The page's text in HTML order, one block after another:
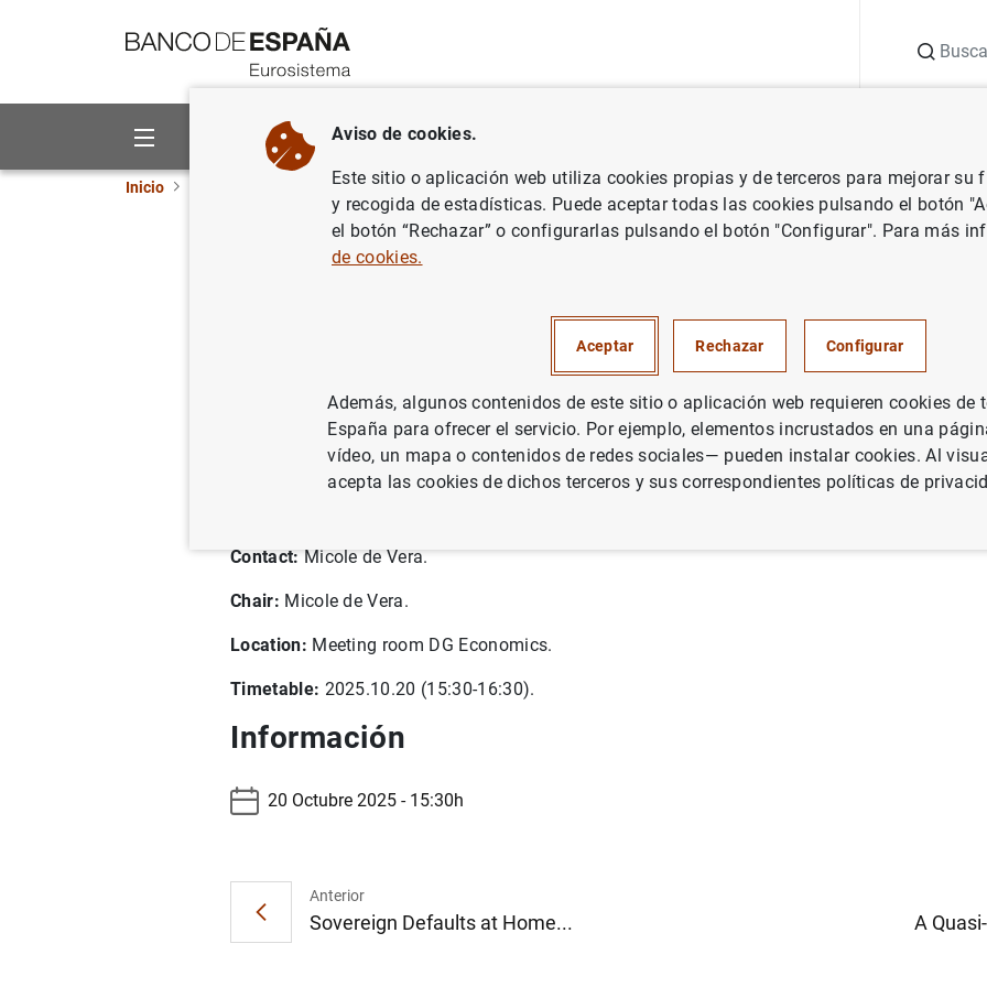
Sobre el Banco Áreas de actuación
Inicio Análisis e investigación Eventos Seminarios de investigación Who Wins Wars?
Who Wins Wars?
exogenous resource price shocks to estimate the causal effect of financial windfalls on
conflicts. We find a statistically significant and quantitatively large impact of windfalls on
channel of transmission is a surge in military spending.
Contact:Micole de Vera.
Chair: Micole de Vera.
Location: Meeting room DG Economics.
Timetable: 2025.10.20 (15:30-16:30).
Información
20 Octubre 2025 - 15:30h
Anterior
Sovereign Defaults at Home... A
Aviso de cookies.
Este sitio o aplicación web utiliza cookies propias y de terceros para mejorar
y recogida de estadísticas. Puede aceptar todas las cookies pulsando el botón
el botón “Rechazar” o configurarlas pulsando el botón "Configurar". Para más
de cookies.
Aceptar Rechazar Configurar
Además, algunos contenidos de este sitio o aplicación web requieren cookies de
España para ofrecer el servicio. Por ejemplo, elementos incrustados en una
vídeo, un mapa o contenidos de redes sociales— pueden instalar cookies. Al
acepta las cookies de dichos terceros y sus correspondientes políticas de